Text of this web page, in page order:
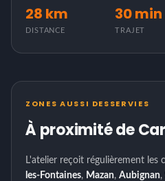
28 km
DISTANCE
30 min
TRAJET
ZONES AUSSI DESSERVIES
À proximité de
L'atelier reçoit régulièrement les
les-Fontaines, Mazan, Aubignan,